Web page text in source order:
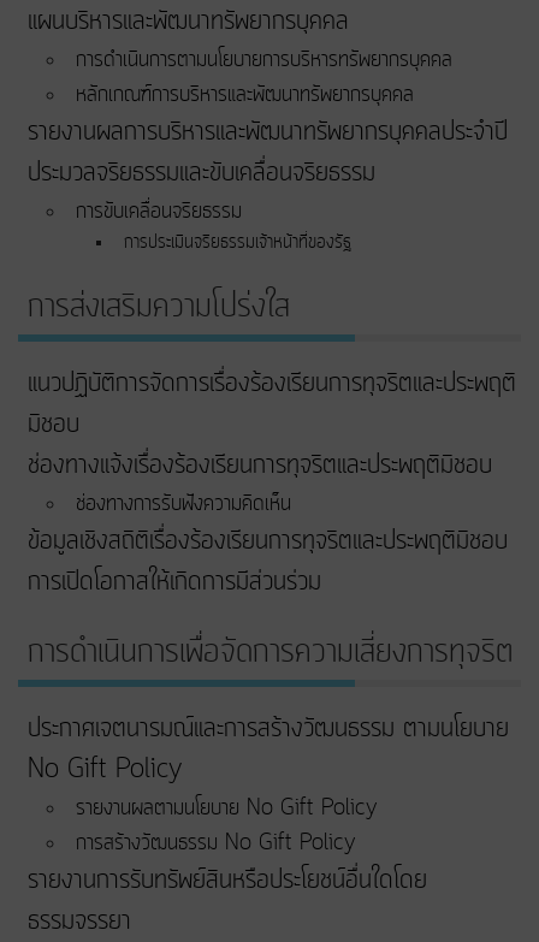
แผนบริหารและพัฒนาทรัพยากรบุคคล
การดำเนินการตามนโยบายการบริหารทรัพยากรบุคคล
หลักเกณฑ์การบริหารและพัฒนาทรัพยากรบุคคล
รายงานผลการบริหารและพัฒนาทรัพยากรบุคคลประจำปี
ประมวลจริยธรรมและขับเคลื่อนจริยธรรม
การขับเคลื่อนจริยธรรม
การประเมินจริยธรรมเจ้าหน้าที่ของรัฐ
การส่งเสริมความโปร่งใส
แนวปฏิบัติการจัดการเรื่องร้องเรียนการทุจริตและประพฤติ
มิชอบ
ช่องทางแจ้งเรื่องร้องเรียนการทุจริตและประพฤติมิชอบ
ช่องทางการรับฟังความคิดเห็น
ข้อมูลเชิงสถิติเรื่องร้องเรียนการทุจริตและประพฤติมิชอบ
การเปิดโอกาสให้เกิดการมีส่วนร่วม
การดำเนินการเพื่อจัดการความเสี่ยงการทุจริต
ประกาศเจตนารมณ์และการสร้างวัฒนธรรม ตามนโยบาย
No Gift Policy
รายงานผลตามนโยบาย No Gift Policy
การสร้างวัฒนธรรม No Gift Policy
รายงานการรับทรัพย์สินหรือประโยชน์อื่นใดโดย
ธรรมจรรยา